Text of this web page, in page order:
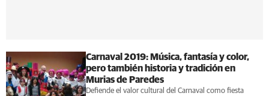
Carnaval 2019: Música, fantasía y color,
pero también historia y tradición en
Murias de Paredes
Defiende el valor cultural del Carnaval como fiesta